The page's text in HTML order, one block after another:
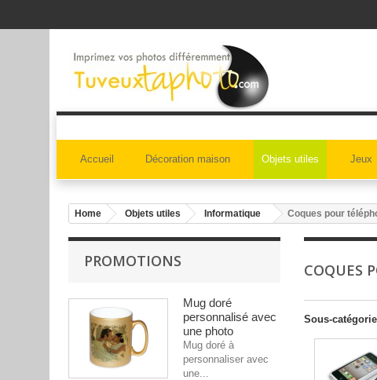
Accueil Décoration maison Objets utiles Jeux
Home Objets utiles Informatique Coques pour
PROMOTIONS
Mug doré
personnalisé avec
une photo
Mug doré à
personnaliser avec
une...
COQUES
Sous-